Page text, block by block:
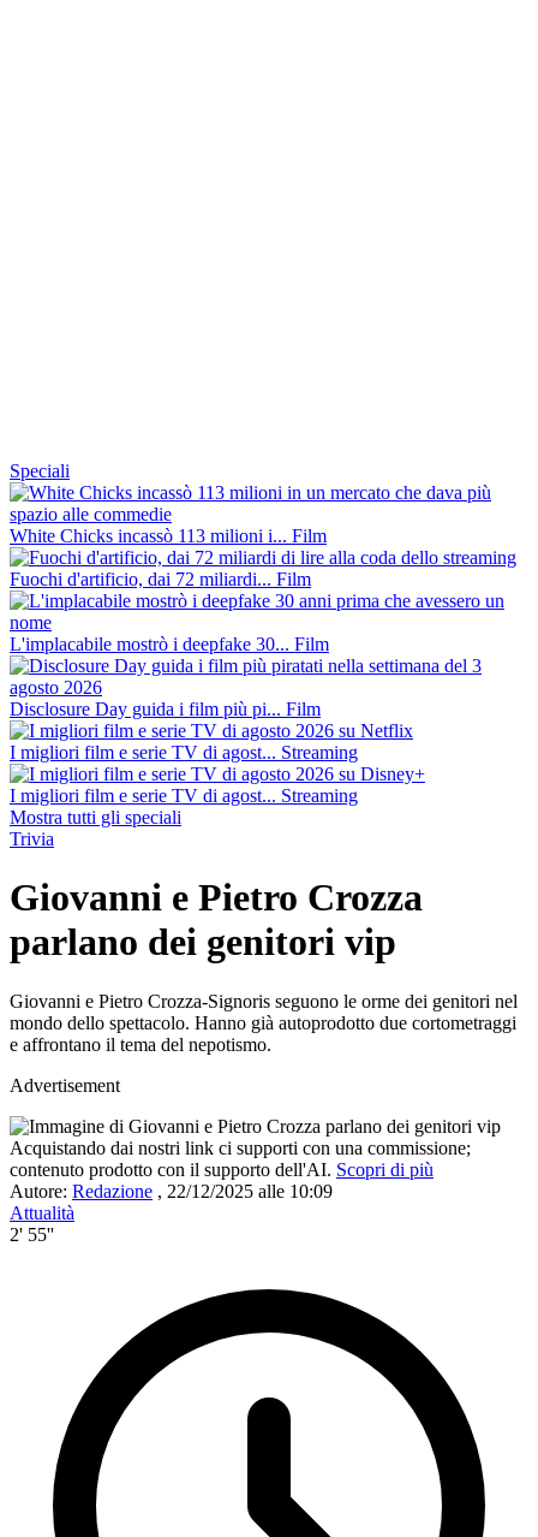
Speciali
White Chicks incassò 113 milioni i... Film
Fuochi d'artificio, dai 72 miliardi... Film
L'implacabile mostrò i deepfake 30... Film
Disclosure Day guida i film più pi... Film
I migliori film e serie TV di agost... Streaming
I migliori film e serie TV di agost... Streaming
Mostra tutti gli speciali
Trivia
Giovanni e Pietro Crozza
parlano dei genitori vip
Giovanni e Pietro Crozza-Signoris seguono le orme dei genitori nel
mondo dello spettacolo. Hanno già autoprodotto due cortometraggi
e affrontano il tema del nepotismo.
Advertisement
Acquistando dai nostri link ci supporti con una commissione;
contenuto prodotto con il supporto dell'AI. Scopri di più
Autore: Redazione , 22/12/2025 alle 10:09
Attualità
2' 55''